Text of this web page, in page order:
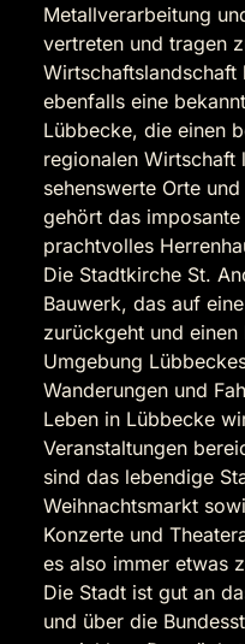
Metallverarbeitung
vertreten und tragen
ebenfalls eine
Lübbecke, die einen
regionalen Wirtschaft
sehenswerte Orte
gehört das
prachtvolles
Die Stadtkirche St.
Bauwerk, das auf
zurückgeht und
Umgebung
Wanderungen und
Leben in Lübbecke
Veranstaltungen
sind das lebendige
Weihnachtsmarkt
Konzerte und
es also immer etwas
Die Stadt ist gut an
und über die